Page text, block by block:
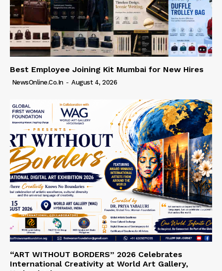
Best Employee Joining Kit Mumbai for New Hires
NewsOnline.co.in - August 4, 2026
“ART WITHOUT BORDERS” 2026 Celebrates
International Creativity at World Art Gallery,